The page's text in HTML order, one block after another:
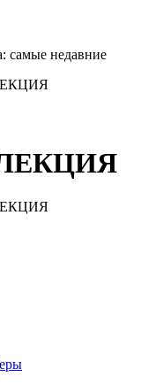
самые недавние